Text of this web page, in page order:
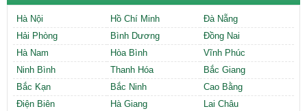
Hà Nội Hồ Chí Minh
Đà Nẵng
Hải Phòng
Bình Dương
Đồng Nai
Hà Nam
Hòa Bình
Vĩnh Phúc
Ninh Bình
Thanh Hóa
Bắc Giang
Bắc Kạn
Bắc Ninh
Cao Bằng
Điện Biên
Hà Giang
Lai Châu